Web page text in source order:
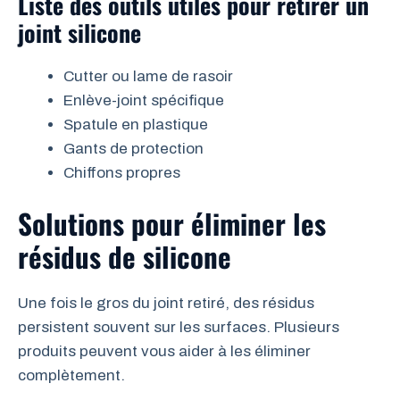
joint silicone
Cutter ou lame de rasoir
Enlève-joint spécifique
Spatule en plastique
Gants de protection
Chiffons propres
Solutions pour éliminer les
résidus de silicone
Une fois le gros du joint retiré, des résidus
persistent souvent sur les surfaces. Plusieurs
produits peuvent vous aider à les éliminer
complètement.